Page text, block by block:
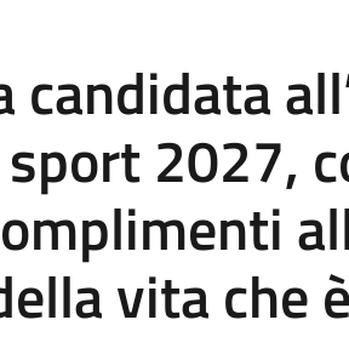
candidata
2027,
vita che